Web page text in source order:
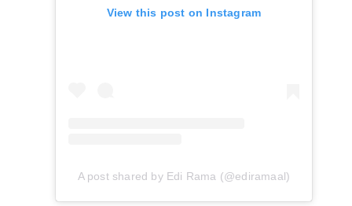
View this post on Instagram
A post shared by Edi Rama (@ediramaal)